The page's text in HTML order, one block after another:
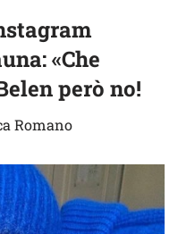
«Che
però no!
Romano